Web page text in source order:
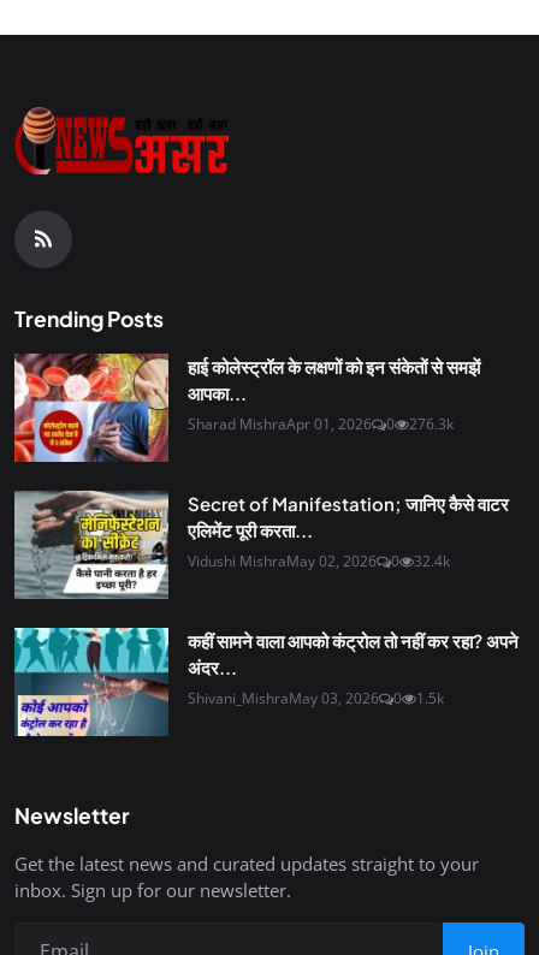
Trending Posts
हाई कोलेस्ट्रॉल के लक्षणों को इन संकेतों से समझें
आपका...
Sharad MishraApr 01, 2026 0 276.3k
Secret of Manifestation; जानिए कैसे वाटर
एलिमेंट पूरी करता...
Vidushi MishraMay 02, 2026 0 32.4k
कहीं सामने वाला आपको कंट्रोल तो नहीं कर रहा? अपने
अंदर...
Shivani_MishraMay 03, 2026 0 1.5k
Newsletter
Get the latest news and curated updates straight to your
inbox. Sign up for our newsletter.